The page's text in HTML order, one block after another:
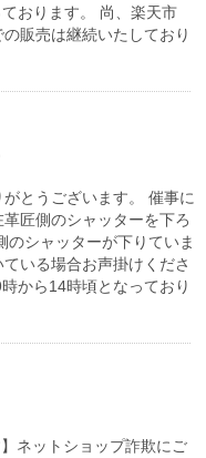
おります。 尚、楽天市
販売は継続いたしており
とうございます。 催事に
匠側のシャッターを下ろ
のシャッターが下りていま
いる場合お声掛けくださ
から14時頃となっており
ネットショップ詐欺にご